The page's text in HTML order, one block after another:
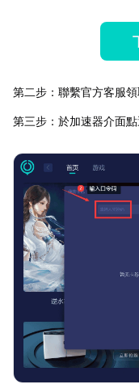
第二步：聯繫官方客服
第三步：於加速器介面